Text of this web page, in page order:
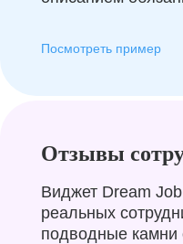
Посмотреть пример
Отзывы
Виджет Dream
реальных
подводные камни